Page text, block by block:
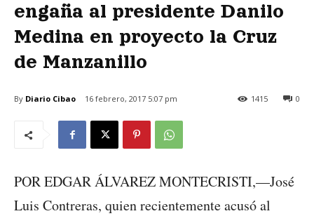
engaña al presidente Danilo
Medina en proyecto la Cruz
de Manzanillo
By Diario Cibao 16 febrero, 2017 5:07 pm 0
1415
POR EDGAR ÁLVAREZ MONTECRISTI,—José
Luis Contreras, quien recientemente acusó al